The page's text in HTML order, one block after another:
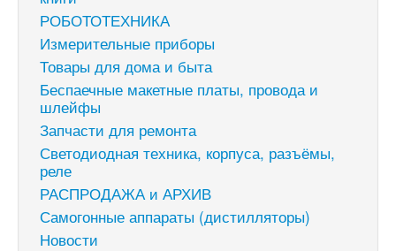
РОБОТОТЕХНИКА
Измерительные приборы
Товары для дома и быта
Беспаечные макетные платы, провода и
шлейфы
Запчасти для ремонта
Светодиодная техника, корпуса, разъёмы,
реле
РАСПРОДАЖА и АРХИВ
Самогонные аппараты (дистилляторы)
Новости